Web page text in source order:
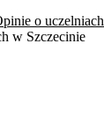
o uczelniach
w Szczecinie